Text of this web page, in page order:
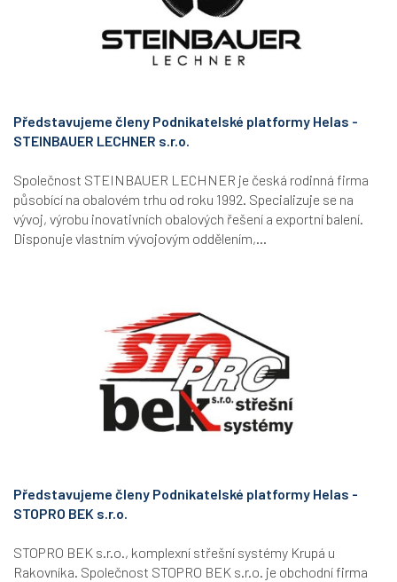
Představujeme členy Podnikatelské platformy Helas -
STEINBAUER LECHNER s.r.o.
Společnost STEINBAUER LECHNER je česká rodinná firma
působící na obalovém trhu od roku 1992. Specializuje se na
vývoj, výrobu inovativních obalových řešení a exportní balení.
Disponuje vlastním vývojovým oddělením,...
Představujeme členy Podnikatelské platformy Helas -
STOPRO BEK s.r.o.
STOPRO BEK s.r.o., komplexní střešní systémy Krupá u
Rakovníka. Společnost STOPRO BEK s.r.o. je obchodní firma